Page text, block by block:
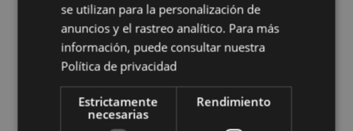
Información
Altura 4cm Ancho 8cm Profundidad 8cm
8906051437005
24
0.157000
No
se utilizan para la personalización de
anuncios y el rastreo analítico. Para más
información, puede consultar nuestra
Política de privacidad
Estrictamente
necesarias
Rendimiento